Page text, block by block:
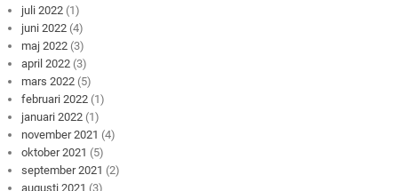
juli 2022 (1)
juni 2022 (4)
maj 2022 (3)
april 2022 (3)
mars 2022 (5)
februari 2022 (1)
januari 2022 (1)
november 2021 (4)
oktober 2021 (5)
september 2021 (2)
augusti 2021 (3)